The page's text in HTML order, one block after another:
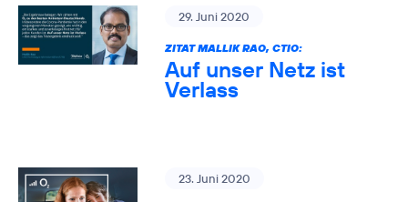
29. Juni 2020
ZITAT MALLIK RAO, CTIO:
Auf unser Netz ist
Verlass
23. Juni 2020